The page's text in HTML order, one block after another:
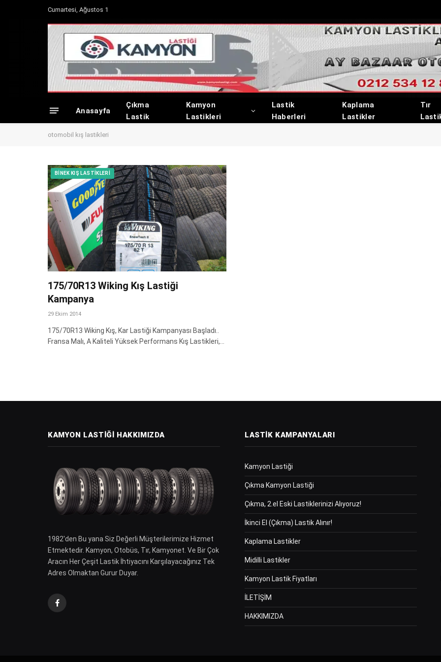
Cumartesi, Ağustos 1
Anasayfa
Çıkma
Lastik
Kamyon
Lastikleri
Lastik
Haberleri
Kaplama
Lastikler
Tır
otomobil kış lastikleri
BINEK KIŞ LASTIKLERI
175/70R13 Wiking Kış Lastiği
Kampanya
29 Ekim 2014
175/70R13 Wiking Kış, Kar Lastiği Kampanyası Başladı..
Fransa Malı, A Kaliteli Yüksek Performans Kış Lastikleri,…
KAMYON LASTIĞI HAKKIMIZDA
1982′den Bu yana Siz Değerli Müşterilerimize Hizmet
Etmektedir. Kamyon, Otobüs, Tır, Kamyonet. Ve Bir Çok
Aracın Her Çeşit Lastik İhtiyacını Karşılayacağınız Tek
Adres Olmaktan Gurur Duyar.
Facebook
LASTIK KAMPANYALARI
Kamyon Lastiği
Çıkma Kamyon Lastiği
Çıkma, 2.el Eski Lastiklerinizi Alıyoruz!
İkinci El (Çıkma) Lastik Alınır!
Kaplama Lastikler
Midilli Lastikler
Kamyon Lastik Fiyatları
İLETİŞİM
HAKKIMIZDA